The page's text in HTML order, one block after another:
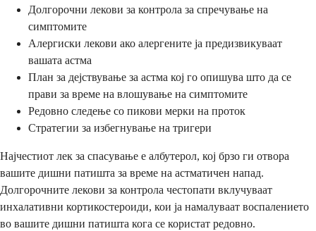
Долгорочни лекови за контрола за спречување на
симптомите
Алергиски лекови ако алергените ја предизвикуваат
вашата астма
План за дејствување за астма кој го опишува што да се
прави за време на влошување на симптомите
Редовно следење со пикови мерки на проток
Стратегии за избегнување на тригери
Најчестиот лек за спасување е албутерол, кој брзо ги отвора
вашите дишни патишта за време на астматичен напад.
Долгорочните лекови за контрола честопати вклучуваат
инхалативни кортикостероиди, кои ја намалуваат воспалението
во вашите дишни патишта кога се користат редовно.